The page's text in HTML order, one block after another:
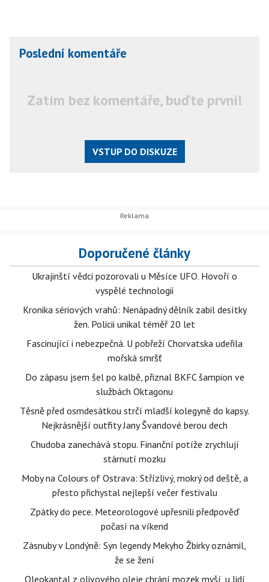
Poslední komentáře
Zatím bez komentáře, buďte první!
VSTUP DO DISKUZE
Doporučené články
Ukrajinští vědci pozorovali u Měsíce UFO. Hovoří o
vyspělé technologii
Kronika sériových vrahů: Nenápadný dělník zabil desítky
žen. Policii unikal téměř 20 let
Fascinující i nebezpečná. U pobřeží Chorvatska udeřila
mořská smršť
Do zápasu jsem šel po kalbě, přiznal BKFC šampion ve
službách Oktagonu
Těsně před osmdesátkou strčí mladší kolegyně do kapsy.
Nejkrásnější outfity Jany Švandové berou dech
Chudoba zanechává stopu. Finanční potíže zrychlují
stárnutí mozku
Moby na Colours of Ostrava: Střízlivý, mokrý od deště, a
přesto přichystal nejlepší večer festivalu
Zpátky do pece. Meteorologové upřesnili předpověď
počasí na víkend
Zásnuby v Londýně: Syn legendy Mekyho Žbirky oznámil,
že se žení
Oleokantal z olivového oleje chrání mozek myší, u lidí